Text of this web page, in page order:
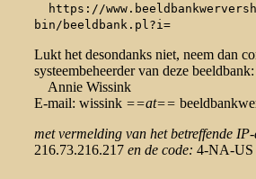
https://
bin/beeldbank.pl?i=
Lukt het desondanks niet, neem dan
systeembeheerder van deze beeldbank:
Annie Wissink
E-mail: wissink ==at==
met vermelding van het betreffende
216.73.216.217 en de code: 4-NA-US